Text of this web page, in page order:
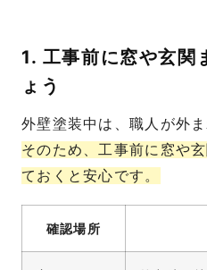
1. 工事前に窓や玄関
ょう
外壁塗装中は、職人が外
そのため、工事前に窓や
ておくと安心です。
確認場所